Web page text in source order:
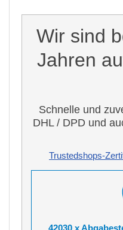
Wir sind
Jahren
Schnelle und
DHL / DPD und
Trustedshops-
42030 x